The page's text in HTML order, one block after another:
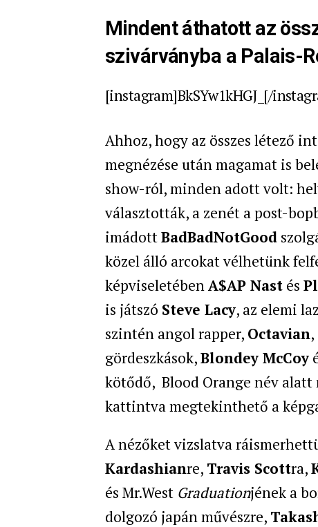
Mindent áthatott az
szivárványba a Palais-
[instagram]BkSYw1kHGJ_[/
Ahhoz, hogy az összes létező
megnézése után magamat is
show-ról, minden adott volt:
választották, a zenét a post-
imádottBadBadNotGood
közel álló arcokat vélhetünk
képviseletébenA$AP Nast és
is játszó Steve Lacy, az elemi
szintén angol rapper, Octavian
gördeszkások,Blondey McCoy
kötődő, Blood Orange név alatt
kattintva megtekinthető a
A nézőket vizslatva
Kardashianre, Travis Scottra,
és Mr.West Graduationjének a
dolgozó japán művészre,